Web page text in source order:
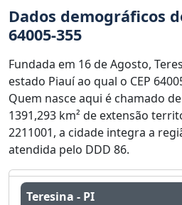
Dados demográficos
64005-355
Fundada em 16 de Agosto,
estado Piauí ao qual o CEP
Quem nasce aqui é chamado
1391,293 km² de extensão
2211001, a cidade integra a
atendida pelo DDD 86.
Teresina - PI